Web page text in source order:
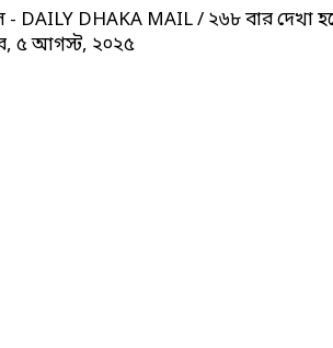
- DAILY DHAKA MAIL/ ২৬৮ বার দেখা
৫ আগস্ট, ২০২৫